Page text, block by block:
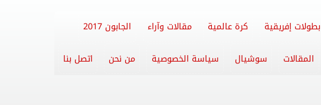
بطولات إفريقية كرة عالمية مقالات وآراء الجابون 2017
المقالات سوشيال سياسة الخصوصية من نحن اتصل بنا